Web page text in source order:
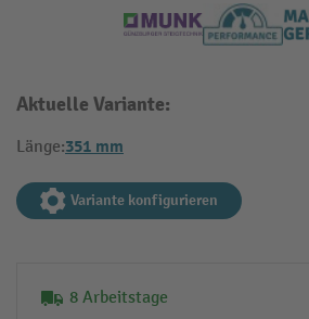
Aktuelle Variante:
Länge:351 mm
Variante konfigurieren
8 Arbeitstage